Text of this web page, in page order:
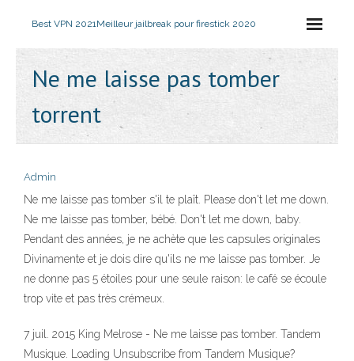
Best VPN 2021Meilleur jailbreak pour firestick 2020
Ne me laisse pas tomber
torrent
Admin
Ne me laisse pas tomber s'il te plaît. Please don't let me down.
Ne me laisse pas tomber, bébé. Don't let me down, baby.
Pendant des années, je ne achète que les capsules originales
Divinamente et je dois dire qu'ils ne me laisse pas tomber. Je
ne donne pas 5 étoiles pour une seule raison: le café se écoule
trop vite et pas très crémeux.
7 juil. 2015 King Melrose - Ne me laisse pas tomber. Tandem
Musique. Loading Unsubscribe from Tandem Musique?